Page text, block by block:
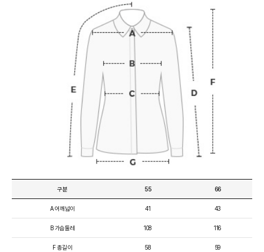
구분
A 어깨넓이
B 가슴둘레
F 총길이
55
41
108
58
66
43
116
59